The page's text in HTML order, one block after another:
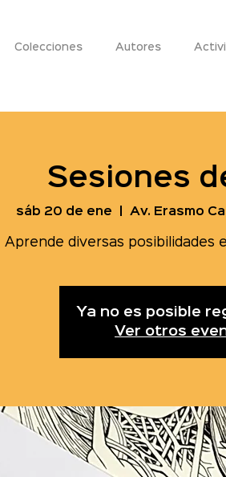
Colecciones Autores
Sesiones
sáb 20 de ene Av. Erasmo
Aprende diversas posibilidades
Ya no es posible
Ver otros